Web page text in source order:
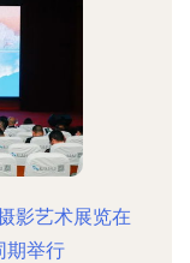
影艺术展览在
期举行